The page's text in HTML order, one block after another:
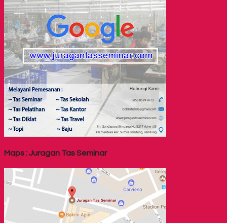
Maps : Juragan Tas Seminar